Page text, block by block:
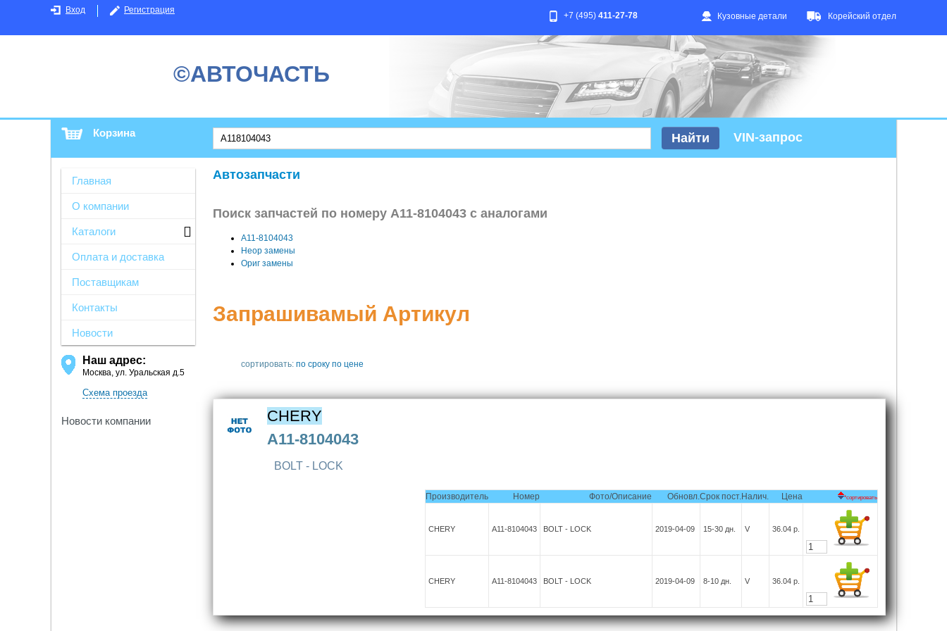
Вход Регистрация
Кузовные детали Корейский отдел
+7 (495) 411-27-78
©АВТОЧАСТЬ
Корзина VIN-запрос
Главная
О компании
Каталоги
Оплата и доставка
Поставщикам
Контакты
Новости
Наш адрес:
Москва, ул. Уральская д.5
Схема проезда
Новости компании
Автозапчасти
Поиск запчастей по номеру A11-8104043 с аналогами
A11-8104043
Неор замены
Ориг замены
Запрашивамый Артикул
сортировать: по сроку по цене
CHERY
A11-8104043
BOLT - LOCK
Производитель Номер Фото/Описание Обновл.Срок пост.Налич. Цена *сортировать
CHERY A11-8104043 BOLT - LOCK 2019-04-09 15-30 дн. V 36.04 р.
CHERY A11-8104043 BOLT - LOCK 2019-04-09 8-10 дн. V 36.04 р.